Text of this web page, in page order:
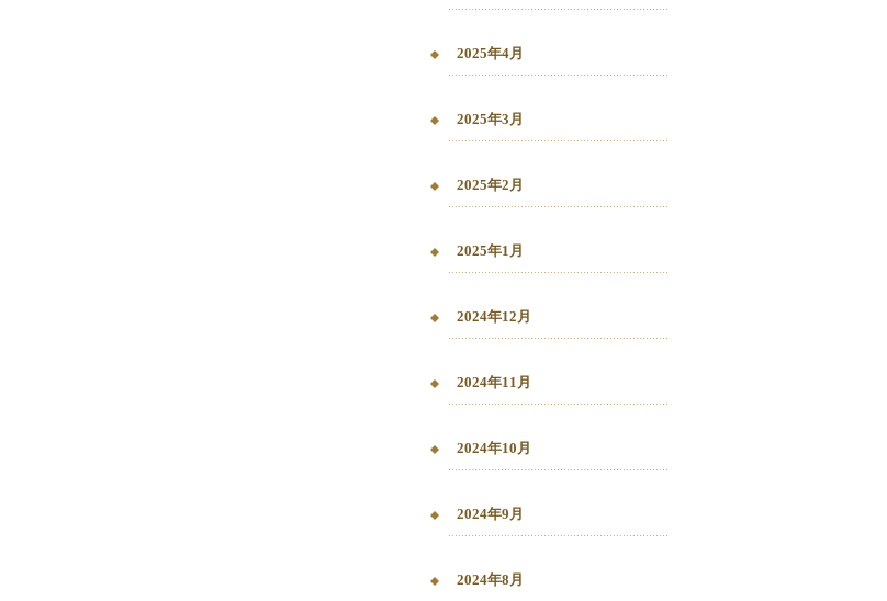
2025年4月
2025年3月
2025年2月
2025年1月
2024年12月
2024年11月
2024年10月
2024年9月
2024年8月